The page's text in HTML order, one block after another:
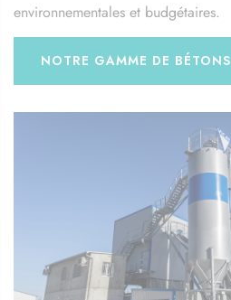
environnementales et budgétaires.
NOTRE GAMME DE BÉTONS